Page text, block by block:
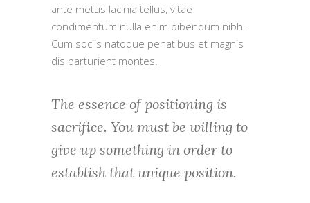
ante metus lacinia tellus, vitae
condimentum nulla enim bibendum nibh.
Cum sociis natoque penatibus et magnis
dis parturient montes.
The essence of positioning is
sacrifice. You must be willing to
give up something in order to
establish that unique position.